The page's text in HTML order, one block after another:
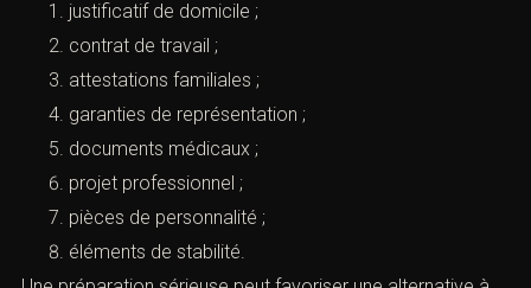
Le débat sur la détention exige des pièces.
Il faut réunir :
justificatif de domicile ;
contrat de travail ;
attestations familiales ;
garanties de représentation ;